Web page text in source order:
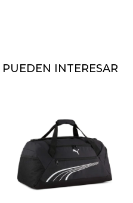
INTERESAR